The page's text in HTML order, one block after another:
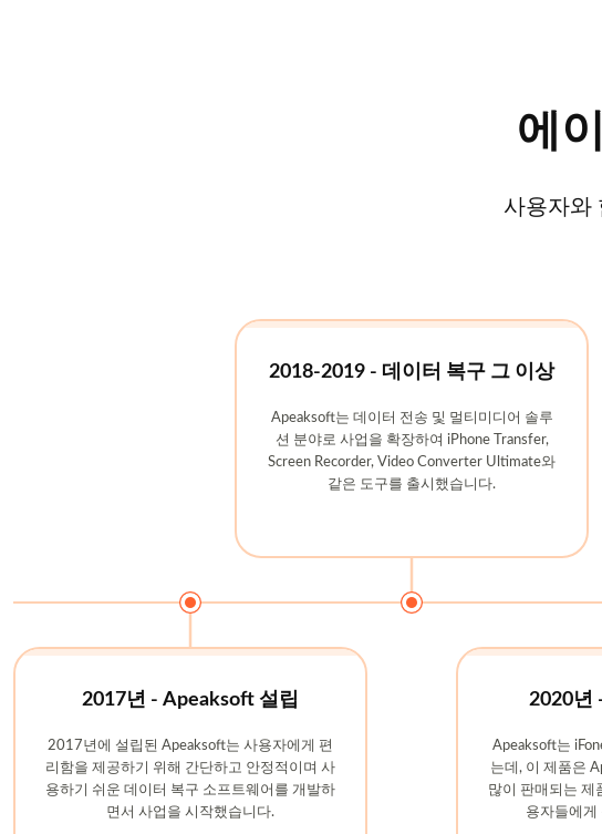
에
사용자와
2017년 - Apeaksoft 설립
2017년에 설립된 Apeaksoft는 사용자에게 편
리함을 제공하기 위해 간단하고 안정적이며 사
용하기 쉬운 데이터 복구 소프트웨어를 개발하
면서 사업을 시작했습니다.
2018-2019 - 데이터 복구 그 이상
Apeaksoft는 데이터 전송 및 멀티미디어 솔루
션 분야로 사업을 확장하여 iPhone Transfer,
Screen Recorder, Video Converter Ultimate와
같은 도구를 출시했습니다.
2020년
Apeaksoft는
는데, 이 제품은
많이 판매되는 제
용자들에게